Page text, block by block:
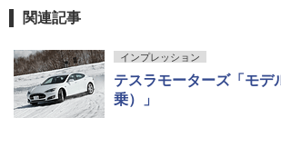
関連記事
インプレッション
テスラモーターズ「モデ
乗）」